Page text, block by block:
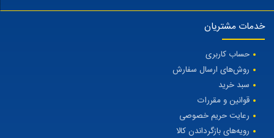
خدمات مشتریان
حساب کاربری
روش‌های ارسال سفارش
سبد خرید
قوانین و مقررات
رعایت حریم خصوصی
رویه‌های بازگرداندن کالا